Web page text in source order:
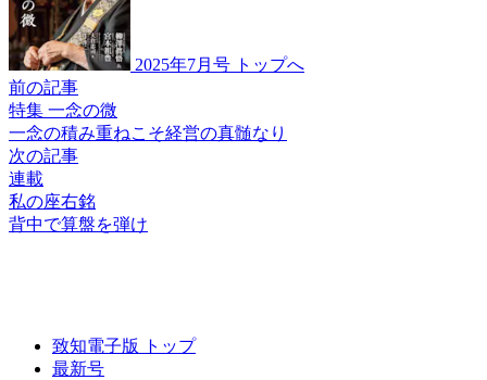
2025年7月号 トップへ
前の記事
特集 一念の微
一念の積み重ねこそ経営の真髄なり
次の記事
連載
私の座右銘
背中で算盤を弾け
致知電子版 トップ
最新号